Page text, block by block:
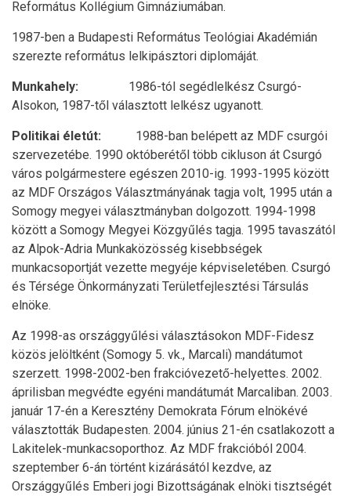
Református Kollégium Gimnáziumában.
1987-ben a Budapesti Református Teológiai Akadémián
szerezte református lelkipásztori diplomáját.
Munkahely: 1986-tól segédlelkész Csurgó-
Alsokon, 1987-től választott lelkész ugyanott.
Politikai életút: 1988-ban belépett az MDF csurgói
szervezetébe. 1990 októberétől több cikluson át Csurgó
város polgármestere egészen 2010-ig. 1993-1995 között
az MDF Országos Választmányának tagja volt, 1995 után a
Somogy megyei választmányban dolgozott. 1994-1998
között a Somogy Megyei Közgyűlés tagja. 1995 tavaszától
az Alpok-Adria Munkaközösség kisebbségek
munkacsoportját vezette megyéje képviseletében. Csurgó
és Térsége Önkormányzati Területfejlesztési Társulás
elnöke.
Az 1998-as országgyűlési választásokon MDF-Fidesz
közös jelöltként (Somogy 5. vk., Marcali) mandátumot
szerzett. 1998-2002-ben frakcióvezető-helyettes. 2002.
áprilisban megvédte egyéni mandátumát Marcaliban. 2003.
január 17-én a Keresztény Demokrata Fórum elnökévé
választották Budapesten. 2004. június 21-én csatlakozott a
Lakitelek-munkacsoporthoz. Az MDF frakcióból 2004.
szeptember 6-án történt kizárásától kezdve, az
Országgyűlés Emberi jogi Bizottságának elnöki tisztségét